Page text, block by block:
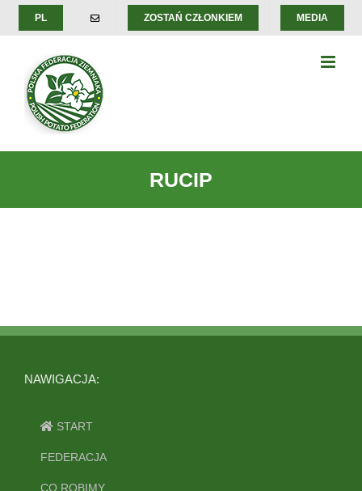
Skip
PL ZOSTAŃ CZŁONKIEM MEDIA
RUCIP
NAWIGACJA:
START
FEDERACJA
CO ROBIMY